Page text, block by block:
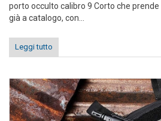
porto occulto calibro 9 Corto che
già a catalogo, con...
Leggi tutto